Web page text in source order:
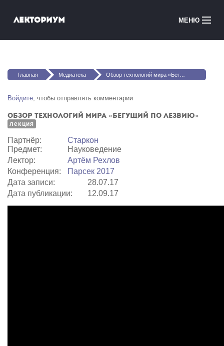
Лекториум МЕНЮ
Медиатека
Courses in English
Вы здесь
Главная Медиатека Обзор технологий мира «Бегущий по лезвию»
Войдите, чтобы отправлять комментарии
Обзор технологий мира «Бегущий по лезвию»
лекция
Партнёр:
Старкон
Предмет:
Науковедение
Лектор:
Артём Рехлов
Конференция:
Парсек 2017
Дата записи:
28.07.17
Дата публикации:
12.09.17